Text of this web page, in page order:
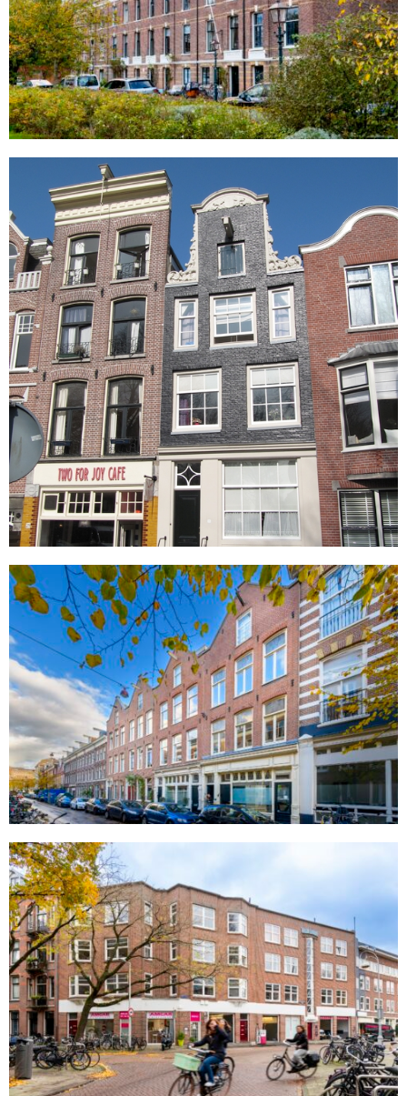
Frederiksplein 31
Amsterdam
Stuken en herstellen van de achtergevel
Govert Flinckstraat 388
Amsterdam
Jacob Obrechtplein
Amsterdam